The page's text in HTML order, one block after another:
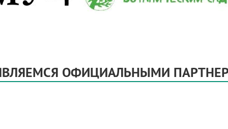
ОФИЦИАЛЬНЫМИ